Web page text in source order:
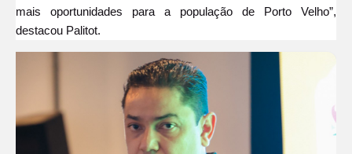
mais oportunidades para a população de Porto Velho”,
destacou Palitot.